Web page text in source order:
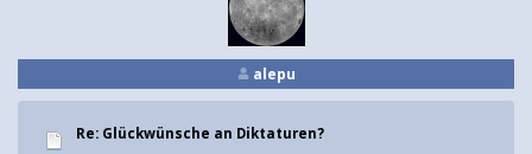
alepu
Re: Glückwünsche an Diktaturen?